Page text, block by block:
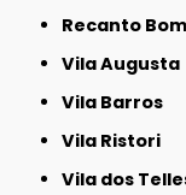
Recanto
Vila Augusta
Vila Barros
Vila Ristori
Vila dos